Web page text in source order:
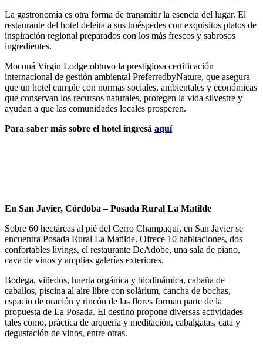
La gastronomía es otra forma de transmitir la esencia del lugar. El
restaurante del hotel deleita a sus huéspedes con exquisitos platos de
inspiración regional preparados con los más frescos y sabrosos
ingredientes.
Moconá Virgin Lodge obtuvo la prestigiosa certificación
internacional de gestión ambiental PreferredbyNature, que asegura
que un hotel cumple con normas sociales, ambientales y económicas
que conservan los recursos naturales, protegen la vida silvestre y
ayudan a que las comunidades locales prosperen.
Para saber más sobre el hotel ingresá aquí
En San Javier, Córdoba – Posada Rural La Matilde
Sobre 60 hectáreas al pié del Cerro Champaquí, en San Javier se
encuentra Posada Rural La Matilde. Ofrece 10 habitaciones, dos
confortables livings, el restaurante DeAdobe, una sala de piano,
cava de vinos y amplias galerías exteriores.
Bodega, viñedos, huerta orgánica y biodinámica, cabaña de
caballos, piscina al aire libre con solárium, cancha de bochas,
espacio de oración y rincón de las flores forman parte de la
propuesta de La Posada. El destino propone diversas actividades
tales como, práctica de arquería y meditación, cabalgatas, cata y
degustación de vinos, entre otras.